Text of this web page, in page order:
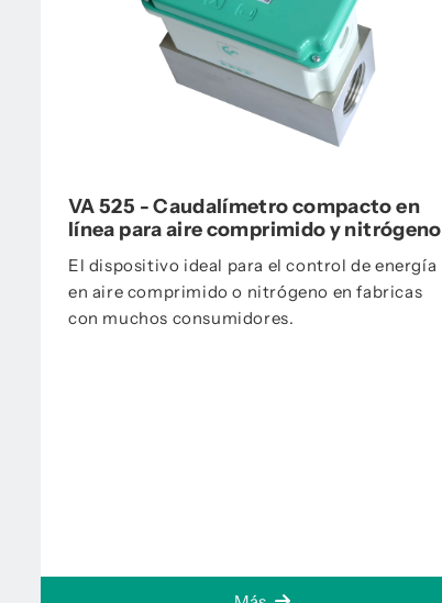
VA 525 - Caudalímetro compacto en
línea para aire comprimido y nitrógeno
El dispositivo ideal para el control de energía
en aire comprimido o nitrógeno en fabricas
con muchos consumidores.